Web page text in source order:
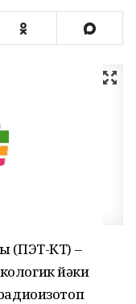
(ПЭТ-КТ) –
йәки